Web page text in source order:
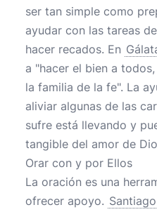
ser tan simple como
ayudar con las tareas
hacer recados. En
a "hacer el bien a
la familia de la fe". La
aliviar algunas de las
sufre está llevando y
tangible del amor de
Orar con y por Ellos
La oración es una
ofrecer apoyo.